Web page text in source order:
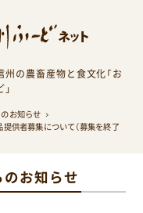
の農畜産物と食文化「お
お知らせ
供者募集について（募集を終了
お知らせ